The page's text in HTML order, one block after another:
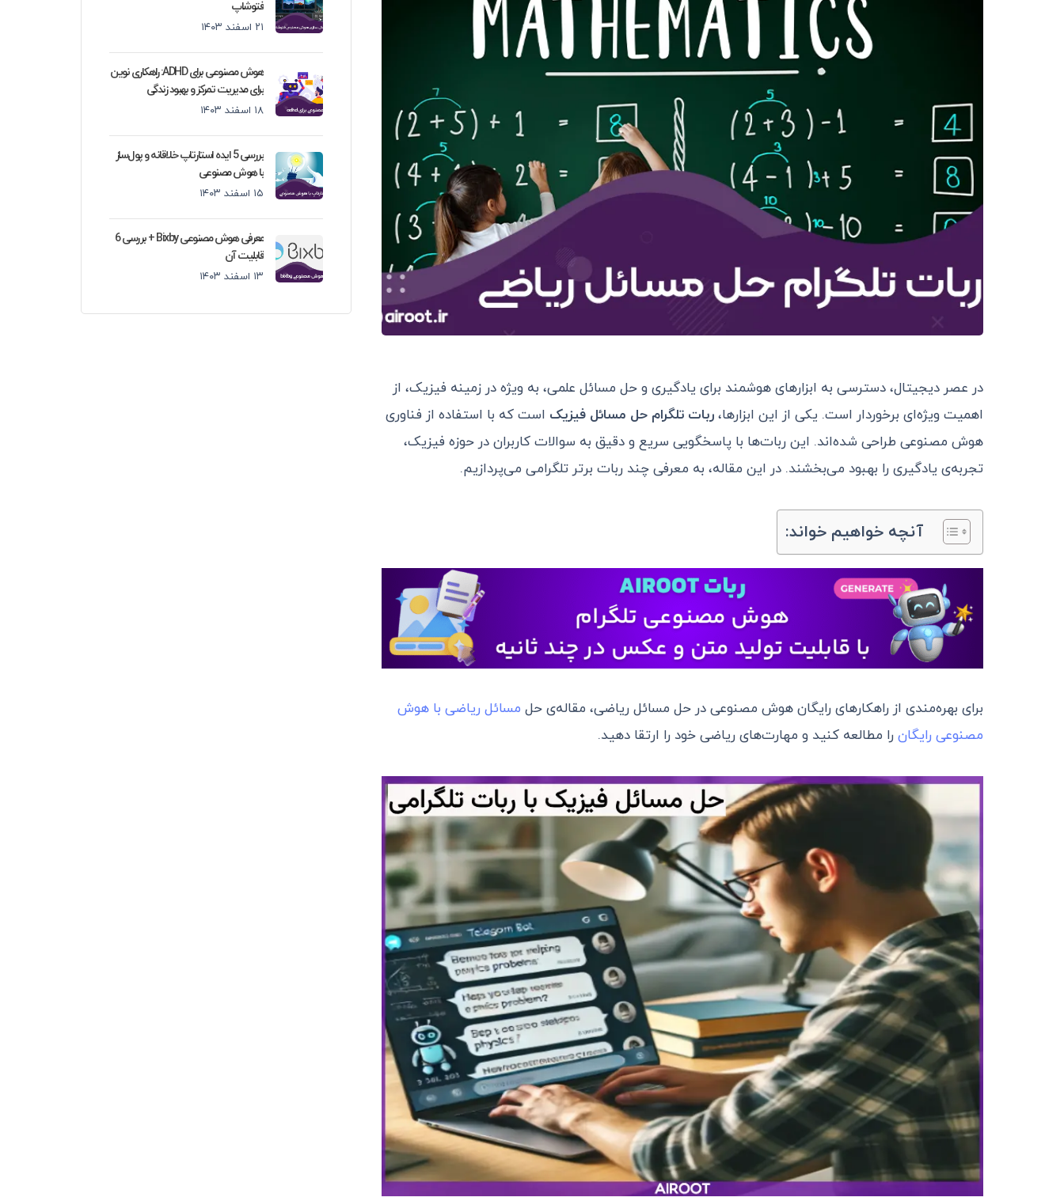
در عصر دیجیتال، دسترسی به ابزارهای هوشمند برای یادگیری و حل مسائل علمی، به ویژه در زمینه فیزیک، از
اهمیت ویژه‌ای برخوردار است. یکی از این ابزارها، ربات تلگرام حل مسائل فیزیک است که با استفاده از فناوری
هوش مصنوعی طراحی شده‌اند. این ربات‌ها با پاسخگویی سریع و دقیق به سوالات کاربران در حوزه فیزیک،
تجربه‌ی یادگیری را بهبود می‌بخشند. در این مقاله، به معرفی چند ربات برتر تلگرامی می‌پردازیم.
آنچه خواهیم خواند:
برای بهره‌مندی از راهکارهای رایگان هوش مصنوعی در حل مسائل ریاضی، مقاله‌ی حل مسائل ریاضی با هوش
مصنوعی رایگان را مطالعه کنید و مهارت‌های ریاضی خود را ارتقا دهید.
فتوشاپ
۲۱ اسفند ۱۴۰۳
هوش مصنوعی برای ADHD: راهکاری نوین
برای مدیریت تمرکز و بهبود زندگی
۱۸ اسفند ۱۴۰۳
بررسی 5 ایده استارتاپ خلاقانه و پول‌ساز
با هوش مصنوعی
۱۵ اسفند ۱۴۰۳
معرفی هوش مصنوعی Bixby + بررسی 6
قابلیت آن
۱۳ اسفند ۱۴۰۳